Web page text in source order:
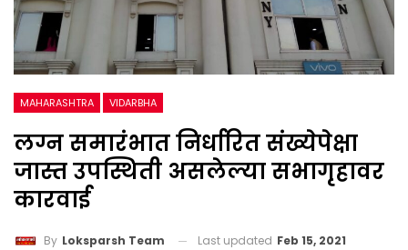
MAHARASHTRA VIDARBHA
लग्न समारंभात निर्धारित संख्येपेक्षा
जास्त उपस्थिती असलेल्या सभागृहावर
कारवाई
By Loksparsh Team Last updated Feb 15, 2021